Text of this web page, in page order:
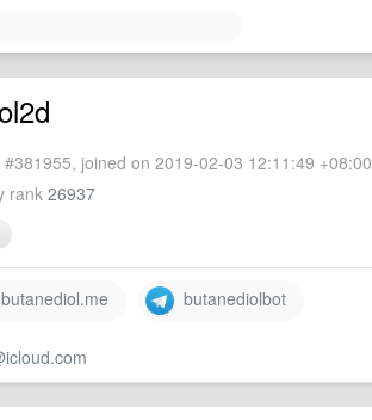
joined on 2019-02-03 12:11:49 +08:00
rank 26937
butanediol.me butanediolbot